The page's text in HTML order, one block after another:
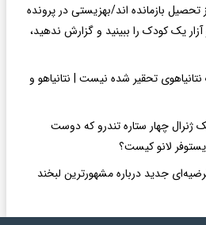
تحصیل بازمانده اند/بهزیستی در پرونده
یک کودک را ببینید و گزارش ندهید،
تحقیر شده نیست | نتانیاهو و
ژنرال چهار ستاره تندرو که دوست
لانو کیست؟
فرضیه‌ای جدید درباره مشهورترین لبخند